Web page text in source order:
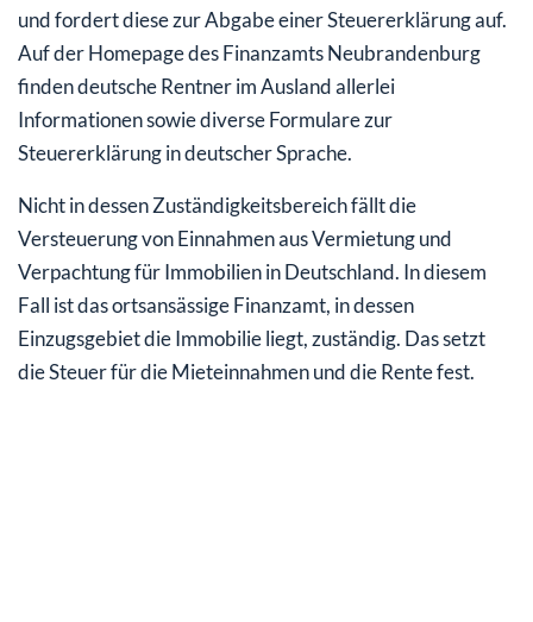
und fordert diese zur Abgabe einer Steuererklärung auf.
Auf der Homepage des Finanzamts Neubrandenburg
finden deutsche Rentner im Ausland allerlei
Informationen sowie diverse Formulare zur
Steuererklärung in deutscher Sprache.
Nicht in dessen Zuständigkeitsbereich fällt die
Versteuerung von Einnahmen aus Vermietung und
Verpachtung für Immobilien in Deutschland. In diesem
Fall ist das ortsansässige Finanzamt, in dessen
Einzugsgebiet die Immobilie liegt, zuständig. Das setzt
die Steuer für die Mieteinnahmen und die Rente fest.